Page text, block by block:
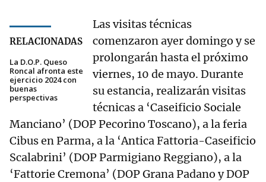
RELACIONADAS
La D.O.P. Queso
Roncal afronta este
ejercicio 2024 con
buenas
perspectivas
Las visitas técnicas
comenzaron ayer domingo y se
prolongarán hasta el próximo
viernes, 10 de mayo. Durante
su estancia, realizarán visitas
técnicas a ‘Caseificio Sociale
Manciano’ (DOP Pecorino Toscano), a la feria
Cibus en Parma, a la ‘Antica Fattoria-Caseificio
Scalabrini’ (DOP Parmigiano Reggiano), a la
‘Fattorie Cremona’ (DOP Grana Padano y DOP